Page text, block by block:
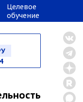
Целевое
обучение